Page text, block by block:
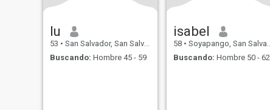
lu
53 • San Salvador, San Salvador, El Salvador
Buscando: Hombre 45 - 59
isabel
58 • Soyapango, San Salvador, El Salvador
Buscando: Hombre 50 - 62